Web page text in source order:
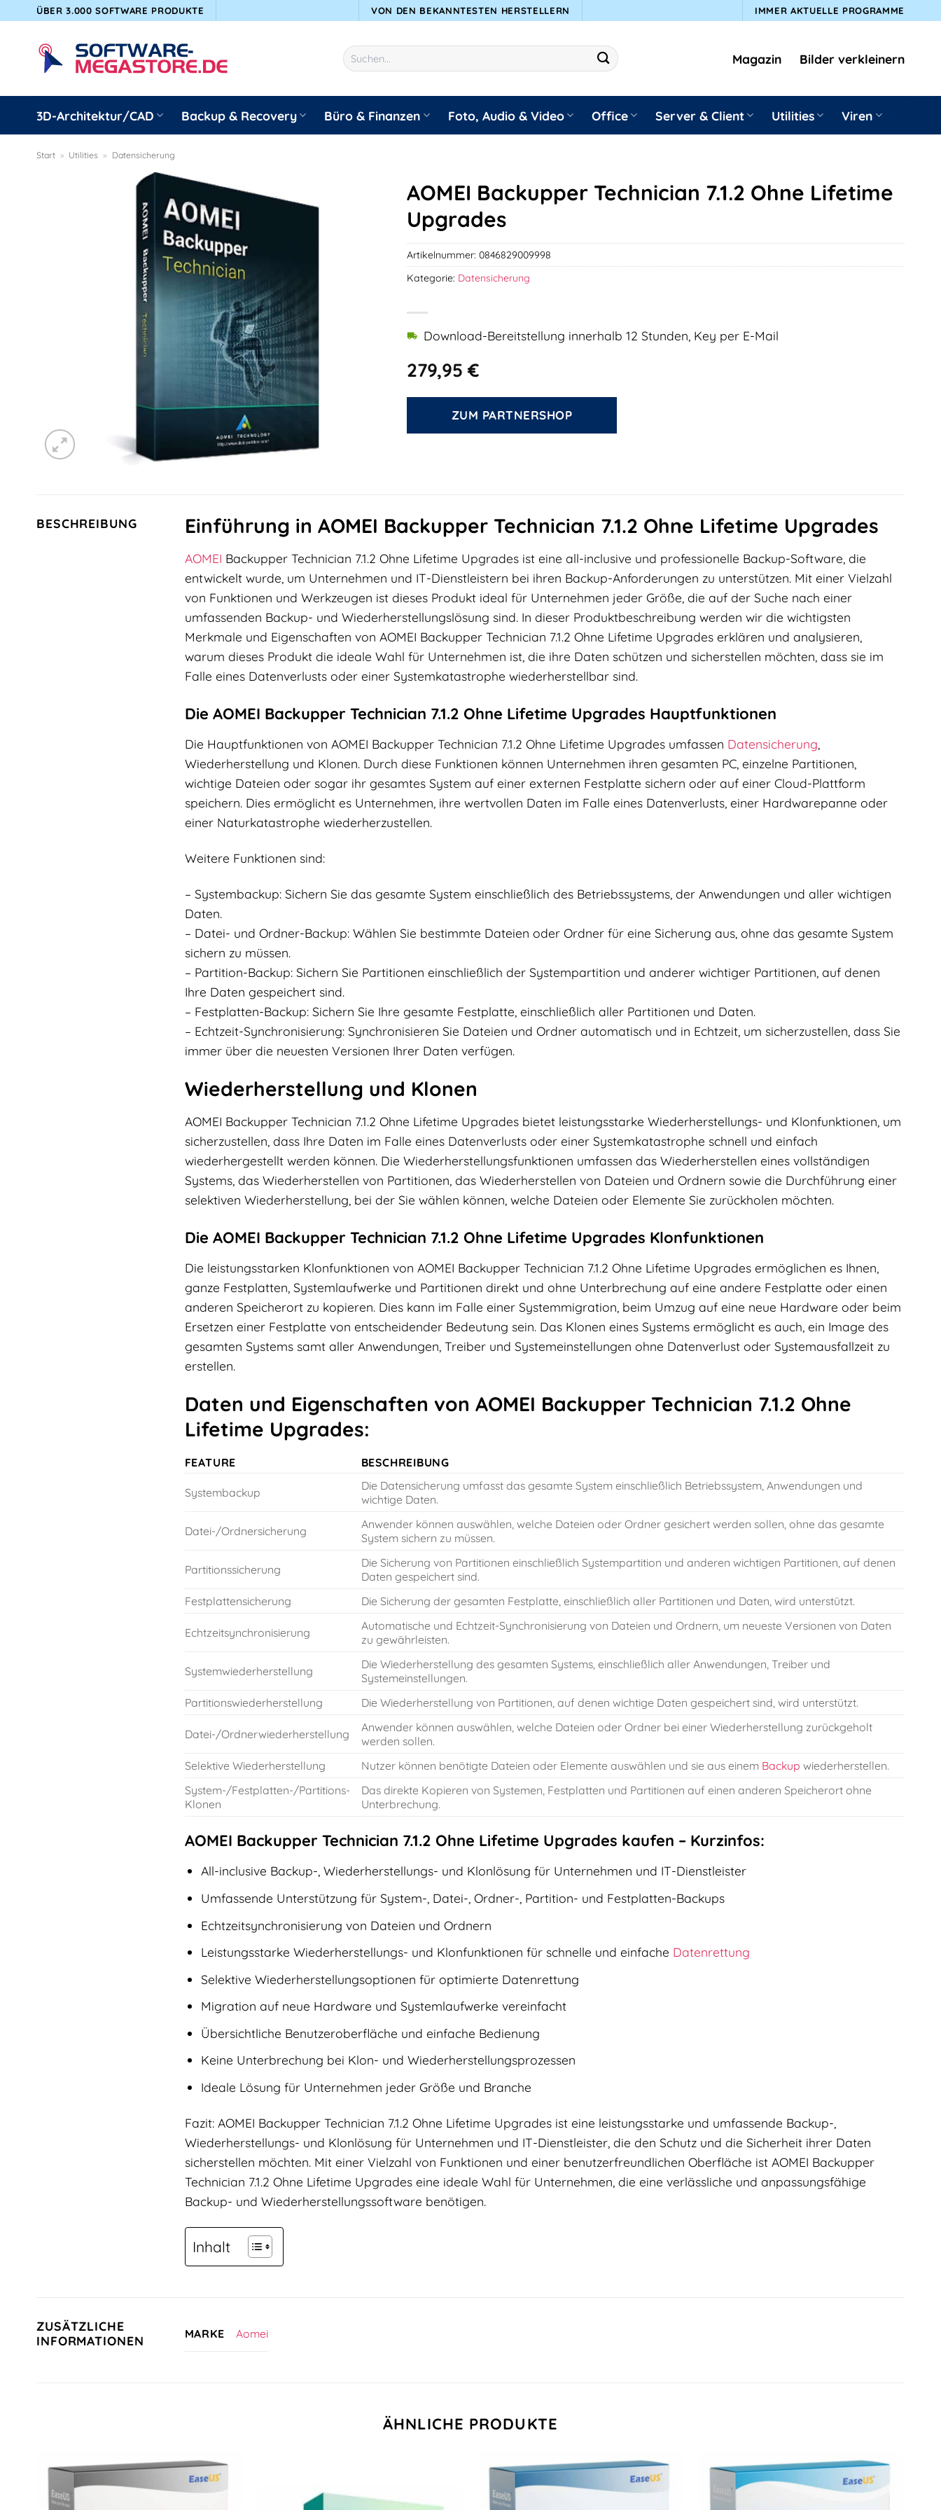
springen
ÜBER 3.000 SOFTWARE PRODUKTE VON DEN BEKANNTESTEN HERSTELLERN IMMER AKTUELLE PROGRAMME
Suchen
nach:
Magazin Bilder verkleinern
3D-Architektur/CAD Backup & Recovery Büro & Finanzen Foto, Audio & Video Office Server & Client Utilities Viren
Start » Utilities » Datensicherung
AOMEI Backupper Technician 7.1.2 Ohne Lifetime
Upgrades
279,95€
Download-Bereitstellung innerhalb 12 Stunden, Key per E-Mail
ZUM PARTNERSHOP
Artikelnummer:0846829009998
Kategorie: Datensicherung
BESCHREIBUNG Einführung in AOMEI Backupper Technician 7.1.2 Ohne Lifetime Upgrades
AOMEI Backupper Technician 7.1.2 Ohne Lifetime Upgrades ist eine all-inclusive und professionelle Backup-Software, die
entwickelt wurde, um Unternehmen und IT-Dienstleistern bei ihren Backup-Anforderungen zu unterstützen. Mit einer Vielzahl
von Funktionen und Werkzeugen ist dieses Produkt ideal für Unternehmen jeder Größe, die auf der Suche nach einer
umfassenden Backup- und Wiederherstellungslösung sind. In dieser Produktbeschreibung werden wir die wichtigsten
Merkmale und Eigenschaften von AOMEI Backupper Technician 7.1.2 Ohne Lifetime Upgrades erklären und analysieren,
warum dieses Produkt die ideale Wahl für Unternehmen ist, die ihre Daten schützen und sicherstellen möchten, dass sie im
Falle eines Datenverlusts oder einer Systemkatastrophe wiederherstellbar sind.
Die AOMEI Backupper Technician 7.1.2 Ohne Lifetime Upgrades Hauptfunktionen
Die Hauptfunktionen von AOMEI Backupper Technician 7.1.2 Ohne Lifetime Upgrades umfassen Datensicherung
Wiederherstellung und Klonen. Durch diese Funktionen können Unternehmen ihren gesamten PC, einzelne Partitionen,
wichtige Dateien oder sogar ihr gesamtes System auf einer externen Festplatte sichern oder auf einer Cloud-Plattform
speichern. Dies ermöglicht es Unternehmen, ihre wertvollen Daten im Falle eines Datenverlusts, einer Hardwarepanne oder
einer Naturkatastrophe wiederherzustellen.
Weitere Funktionen sind:
– Systembackup: Sichern Sie das gesamte System einschließlich des Betriebssystems, der Anwendungen und aller wichtigen
Daten.
– Datei- und Ordner-Backup: Wählen Sie bestimmte Dateien oder Ordner für eine Sicherung aus, ohne das gesamte System
sichern zu müssen.
– Partition-Backup: Sichern Sie Partitionen einschließlich der Systempartition und anderer wichtiger Partitionen, auf denen
Ihre Daten gespeichert sind.
– Festplatten-Backup: Sichern Sie Ihre gesamte Festplatte, einschließlich aller Partitionen und Daten.
– Echtzeit-Synchronisierung: Synchronisieren Sie Dateien und Ordner automatisch und in Echtzeit, um sicherzustellen, dass Sie
immer über die neuesten Versionen Ihrer Daten verfügen.
Wiederherstellung und Klonen
AOMEI Backupper Technician 7.1.2 Ohne Lifetime Upgrades bietet leistungsstarke Wiederherstellungs- und Klonfunktionen, um
sicherzustellen, dass Ihre Daten im Falle eines Datenverlusts oder einer Systemkatastrophe schnell und einfach
wiederhergestellt werden können. Die Wiederherstellungsfunktionen umfassen das Wiederherstellen eines vollständigen
Systems, das Wiederherstellen von Partitionen, das Wiederherstellen von Dateien und Ordnern sowie die Durchführung einer
selektiven Wiederherstellung, bei der Sie wählen können, welche Dateien oder Elemente Sie zurückholen möchten.
Die AOMEI Backupper Technician 7.1.2 Ohne Lifetime Upgrades Klonfunktionen
Die leistungsstarken Klonfunktionen von AOMEI Backupper Technician 7.1.2 Ohne Lifetime Upgrades ermöglichen es Ihnen,
ganze Festplatten, Systemlaufwerke und Partitionen direkt und ohne Unterbrechung auf eine andere Festplatte oder einen
anderen Speicherort zu kopieren. Dies kann im Falle einer Systemmigration, beim Umzug auf eine neue Hardware oder beim
Ersetzen einer Festplatte von entscheidender Bedeutung sein. Das Klonen eines Systems ermöglicht es auch, ein Image des
gesamten Systems samt aller Anwendungen, Treiber und Systemeinstellungen ohne Datenverlust oder Systemausfallzeit zu
erstellen.
Daten und Eigenschaften von AOMEI Backupper Technician 7.1.2 Ohne
Lifetime Upgrades:
FEATURE BESCHREIBUNG
Systembackup
Die Datensicherung umfasst das gesamte System einschließlich Betriebssystem, Anwendungen und
wichtige Daten.
Datei-/Ordnersicherung
Anwender können auswählen, welche Dateien oder Ordner gesichert werden sollen, ohne das gesamte
System sichern zu müssen.
Partitionssicherung
Die Sicherung von Partitionen einschließlich Systempartition und anderen wichtigen Partitionen, auf denen
Daten gespeichert sind.
Festplattensicherung
Die Sicherung der gesamten Festplatte, einschließlich aller Partitionen und Daten, wird unterstützt.
Echtzeitsynchronisierung
Automatische und Echtzeit-Synchronisierung von Dateien und Ordnern, um neueste Versionen von Daten
zu gewährleisten.
Systemwiederherstellung
Die Wiederherstellung des gesamten Systems, einschließlich aller Anwendungen, Treiber und
Systemeinstellungen.
Partitionswiederherstellung
Die Wiederherstellung von Partitionen, auf denen wichtige Daten gespeichert sind, wird unterstützt.
Datei-/Ordnerwiederherstellung
Anwender können auswählen, welche Dateien oder Ordner bei einer Wiederherstellung zurückgeholt
werden sollen.
Selektive Wiederherstellung
Nutzer können benötigte Dateien oder Elemente auswählen und sie aus einem Backup wiederherstellen.
System-/Festplatten-/Partitions-
Klonen
Das direkte Kopieren von Systemen, Festplatten und Partitionen auf einen anderen Speicherort ohne
Unterbrechung.
AOMEI Backupper Technician 7.1.2 Ohne Lifetime Upgrades kaufen – Kurzinfos:
All-inclusive Backup-, Wiederherstellungs- und Klonlösung für Unternehmen und IT-Dienstleister
Umfassende Unterstützung für System-, Datei-, Ordner-, Partition- und Festplatten-Backups
Echtzeitsynchronisierung von Dateien und Ordnern
Leistungsstarke Wiederherstellungs- und Klonfunktionen für schnelle und einfache Datenrettung
Selektive Wiederherstellungsoptionen für optimierte Datenrettung
Migration auf neue Hardware und Systemlaufwerke vereinfacht
Übersichtliche Benutzeroberfläche und einfache Bedienung
Keine Unterbrechung bei Klon- und Wiederherstellungsprozessen
Ideale Lösung für Unternehmen jeder Größe und Branche
Fazit: AOMEI Backupper Technician 7.1.2 Ohne Lifetime Upgrades ist eine leistungsstarke und umfassende Backup-,
Wiederherstellungs- und Klonlösung für Unternehmen und IT-Dienstleister, die den Schutz und die Sicherheit ihrer Daten
sicherstellen möchten. Mit einer Vielzahl von Funktionen und einer benutzerfreundlichen Oberfläche ist AOMEI Backupper
Technician 7.1.2 Ohne Lifetime Upgrades eine ideale Wahl für Unternehmen, die eine verlässliche und anpassungsfähige
Backup- und Wiederherstellungssoftware benötigen.
Inhalt
ZUSÄTZLICHE
INFORMATIONEN
MARKE Aomei
ÄHNLICHE PRODUKTE